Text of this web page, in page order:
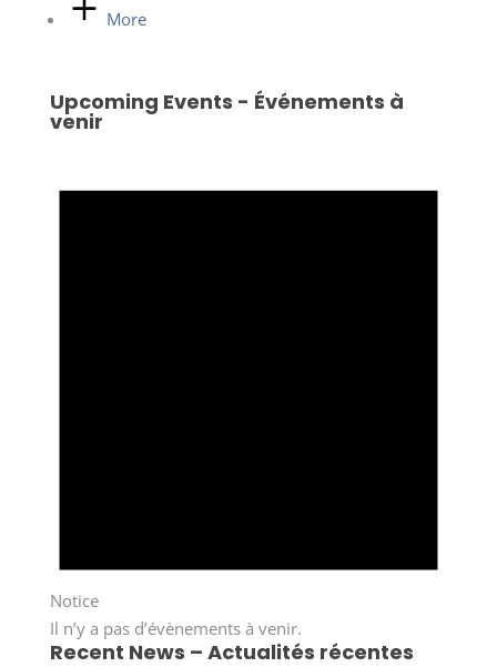
More
Upcoming Events - Événements à
venir
Notice
Il n’y a pas d’évènements à venir.
Recent News – Actualités récentes